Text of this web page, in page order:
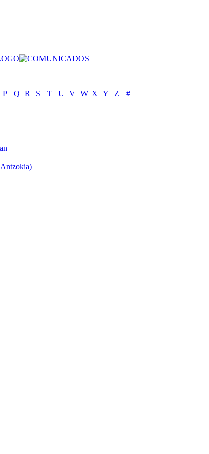
P Q R S T U V W X Y Z
#